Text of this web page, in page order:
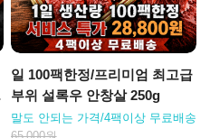
일 100팩한정/프리미엄 최고급
부위 설록우 안창살 250g
말도 안되는 가격/4팩이상 무료배송